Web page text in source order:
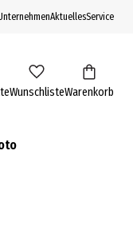
AktuellesService
WunschlisteWarenkorb